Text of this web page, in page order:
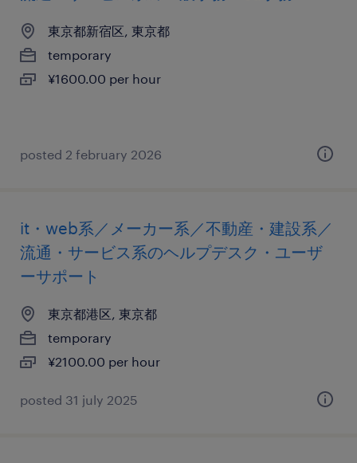
東京都新宿区, 東京都
temporary
¥1600.00 per hour
posted 2 february 2026
it・web系／メーカー系／不動産・建設系／
流通・サービス系のヘルプデスク・ユーザ
ーサポート
東京都港区, 東京都
temporary
¥2100.00 per hour
posted 31 july 2025